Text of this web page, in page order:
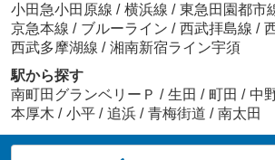
小田急小田原線 / 横浜線 / 東急田園都市
京急本線 / ブルーライン / 西武拝島線 /
西武多摩湖線 / 湘南新宿ライン宇須
駅から探す
南町田グランベリーＰ / 生田 / 町田 / 中
本厚木 / 小平 / 追浜 / 青梅街道 / 南太田